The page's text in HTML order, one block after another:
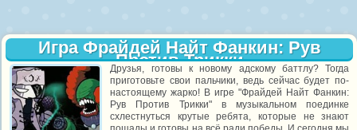
Игра Фрайдей Найт Фанкин: Рув
Против Трикки
Друзья, готовы к новому адскому баттлу? Тогда
приготовьте свои пальчики, ведь сейчас будет по-
настоящему жарко! В игре "Фрайдей Найт Фанкин:
Рув Против Трикки" в музыкальном поединке
схлестнуться крутые ребята, которые не знают